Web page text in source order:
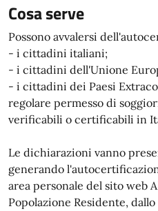
Cosa serve
Possono avvalersi
- i cittadini italiani;
- i cittadini dell'Unione
- i cittadini dei Paesi
regolare permesso di
verificabili o certificabili in
Le dichiarazioni vanno
generando
area personale del sito web
Popolazione Residente,